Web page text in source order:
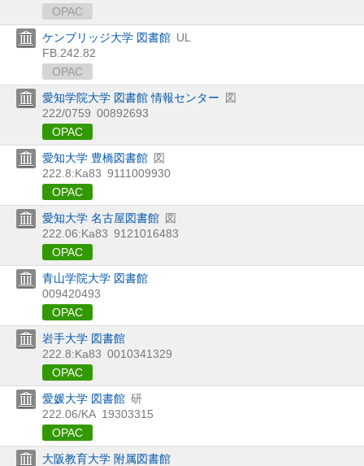
OPAC
ケンブリッジ大学 図書館 UL
FB.242.82
OPAC
愛知学院大学 図書館 情報センター 図
222/0759 00892693
OPAC
愛知大学 豊橋図書館 図
222.8:Ka83 9111009930
OPAC
愛知大学 名古屋図書館 図
222.06:Ka83 9121016483
OPAC
青山学院大学 図書館
009420493
OPAC
岩手大学 図書館
222.8:Ka83 0010341329
OPAC
愛媛大学 図書館 研
222.06/KA 19303315
OPAC
大阪教育大学 附属図書館